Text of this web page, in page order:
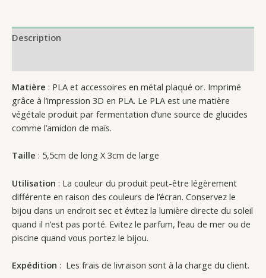
Description
Matière : PLA et accessoires en métal plaqué or. Imprimé
grâce à l’impression 3D en PLA. Le PLA est une matière
végétale produit par fermentation d’une source de glucides
comme l’amidon de maïs.
Taille : 5,5cm de long X 3cm de large
Utilisation : La couleur du produit peut-être légèrement
différente en raison des couleurs de l’écran. Conservez le
bijou dans un endroit sec et évitez la lumière directe du soleil
quand il n’est pas porté. Evitez le parfum, l’eau de mer ou de
piscine quand vous portez le bijou.
Expédition : Les frais de livraison sont à la charge du client.